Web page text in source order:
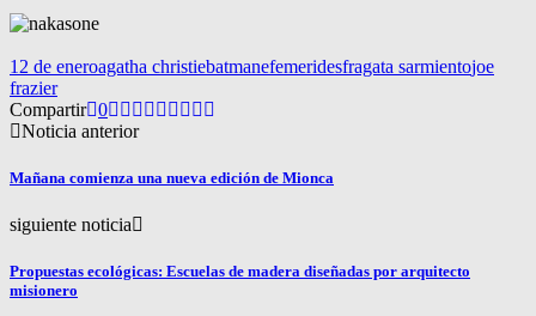
12 de eneroagatha christiebatmanefemeridesfragata sarmientojoe
frazier
Compartir 0
Noticia anterior
Mañana comienza una nueva edición de Mionca
siguiente noticia
Propuestas ecológicas: Escuelas de madera diseñadas por arquitecto
misionero